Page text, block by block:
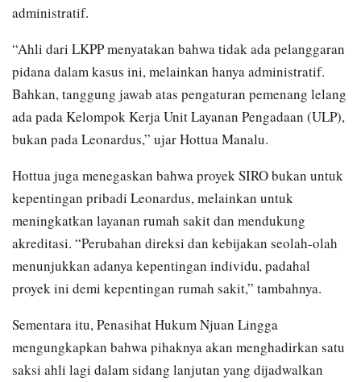
administratif.
“Ahli dari LKPP menyatakan bahwa tidak ada pelanggaran
pidana dalam kasus ini, melainkan hanya administratif.
Bahkan, tanggung jawab atas pengaturan pemenang lelang
ada pada Kelompok Kerja Unit Layanan Pengadaan (ULP),
bukan pada Leonardus,” ujar Hottua Manalu.
Hottua juga menegaskan bahwa proyek SIRO bukan untuk
kepentingan pribadi Leonardus, melainkan untuk
meningkatkan layanan rumah sakit dan mendukung
akreditasi. “Perubahan direksi dan kebijakan seolah-olah
menunjukkan adanya kepentingan individu, padahal
proyek ini demi kepentingan rumah sakit,” tambahnya.
Sementara itu, Penasihat Hukum Njuan Lingga
mengungkapkan bahwa pihaknya akan menghadirkan satu
saksi ahli lagi dalam sidang lanjutan yang dijadwalkan